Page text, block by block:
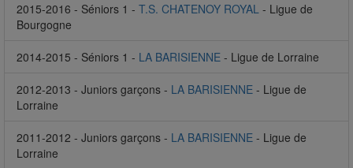
2015-2016 - Séniors 1 - T.S. CHATENOY ROYAL - Ligue de
Bourgogne
2014-2015 - Séniors 1 - LA BARISIENNE - Ligue de Lorraine
2012-2013 - Juniors garçons - LA BARISIENNE - Ligue de
Lorraine
2011-2012 - Juniors garçons - LA BARISIENNE - Ligue de
Lorraine